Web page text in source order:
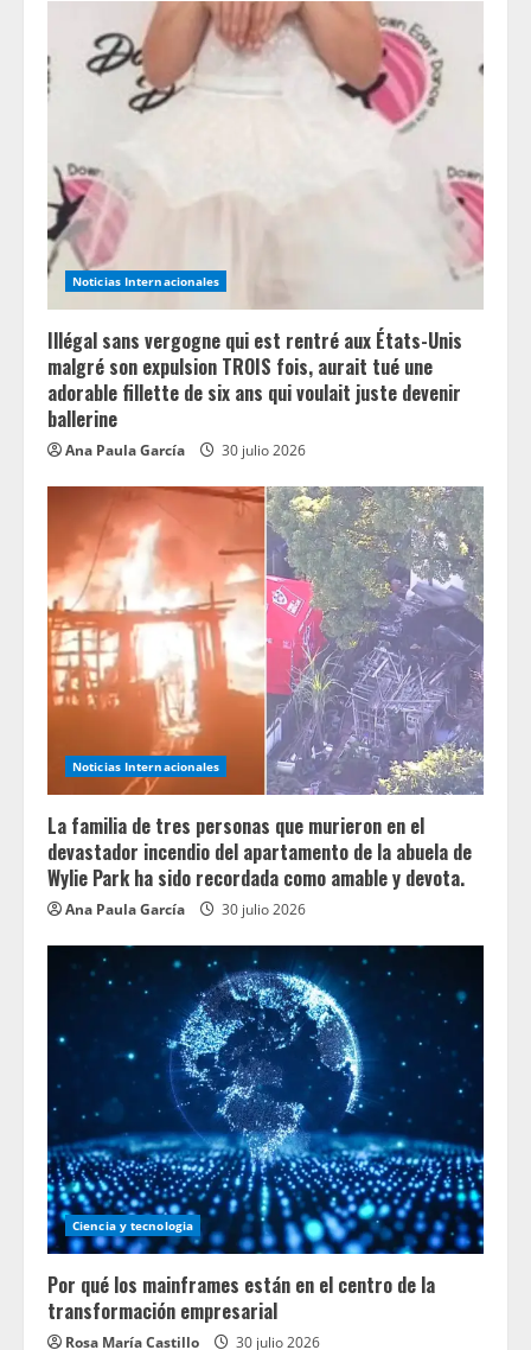
Noticias Internacionales
Illégal sans vergogne qui est rentré aux États-Unis
malgré son expulsion TROIS fois, aurait tué une
adorable fillette de six ans qui voulait juste devenir
ballerine
Ana Paula García 30 julio 2026
Noticias Internacionales
La familia de tres personas que murieron en el
devastador incendio del apartamento de la abuela de
Wylie Park ha sido recordada como amable y devota.
Ana Paula García 30 julio 2026
Ciencia y tecnologia
Por qué los mainframes están en el centro de la
transformación empresarial
Rosa María Castillo 30 julio 2026